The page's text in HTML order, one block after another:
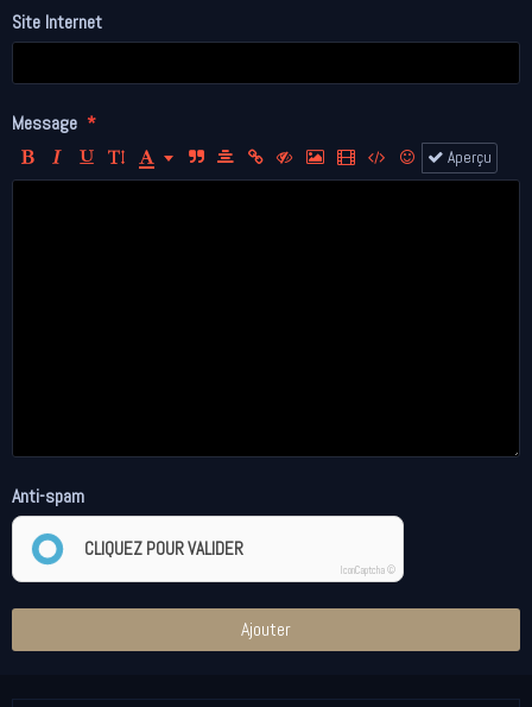
Site Internet
Message
Aperçu
Anti-spam
CLIQUEZ POUR VALIDER
IconCaptcha ©
Ajouter